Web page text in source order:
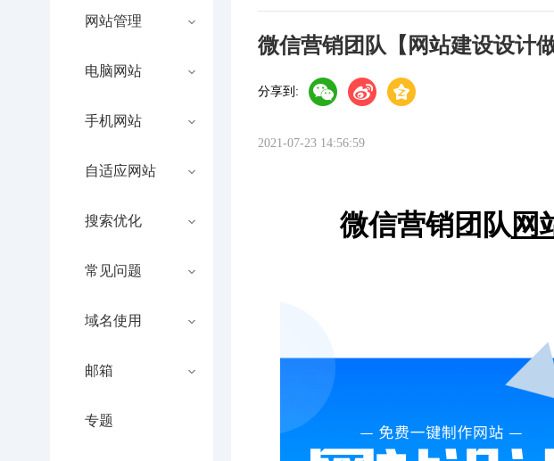
网站管理
电脑网站
手机网站
自适应网站
搜索优化
常见问题
域名使用
邮箱
专题
微信营销团队【网站建设设计做
分享到:
2021-07-23 14:56:59
微信营销团队 网